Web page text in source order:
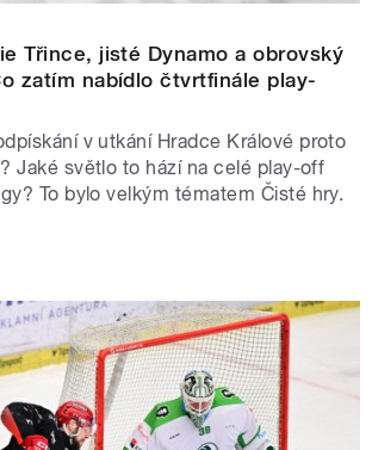
Třince, jisté Dynamo a obrovský
zatím nabídlo čtvrtfinále play-
v utkání Hradce Králové proto
Jaké světlo to hází na celé play-off
To bylo velkým tématem Čisté hry.